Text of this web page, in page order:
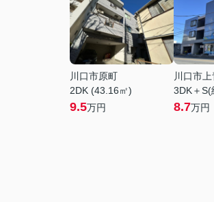
川口市原町
2DK (43.16㎡)
9.5万円
川口市
3DK＋
8.7万円